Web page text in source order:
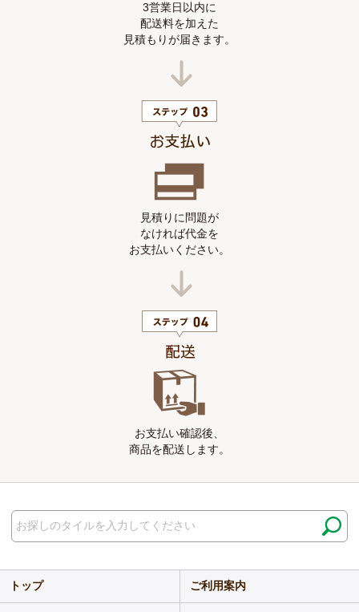
3営業日以内に
配送料を加えた
見積もりが届きます。
見積りに問題が
なければ代金を
お支払いください。
お支払い確認後、
商品を配送します。
トップ ご利用案内